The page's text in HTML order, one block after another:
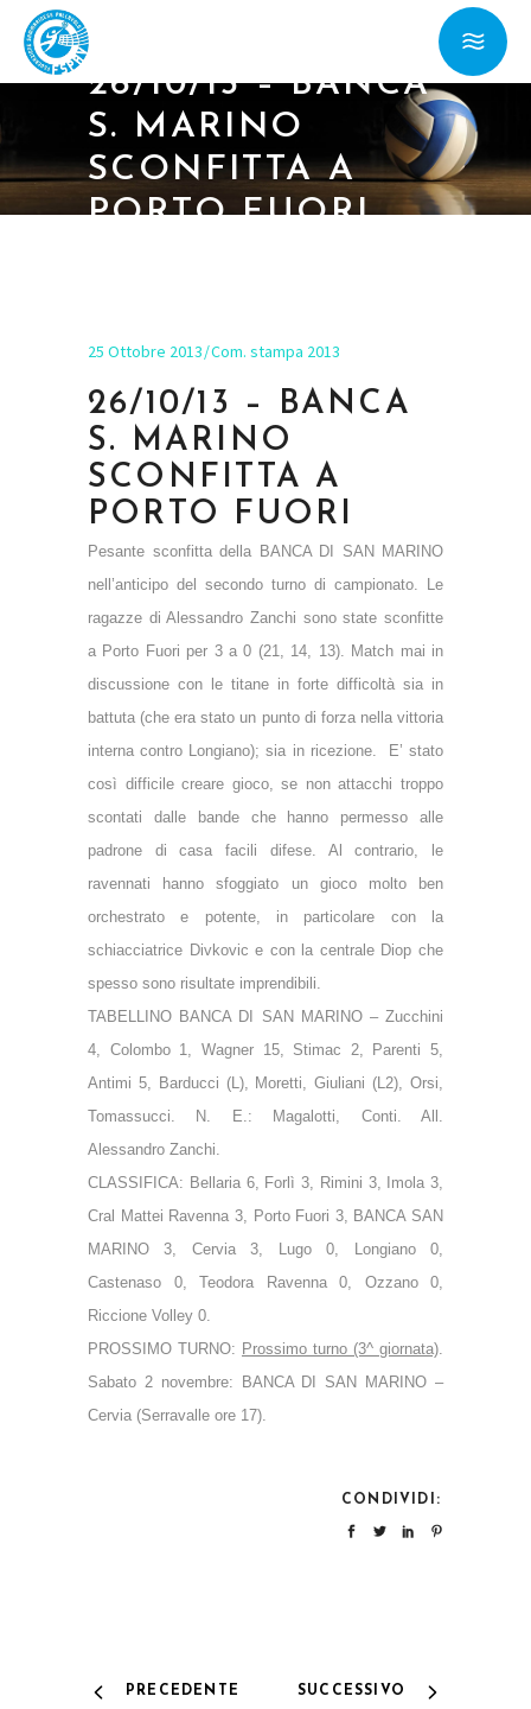
26/10/13 – BANCA
S. MARINO
SCONFITTA A
PORTO FUORI
25 Ottobre 2013 Com. stampa 2013
26/10/13 – BANCA
S. MARINO
SCONFITTA A
PORTO FUORI
Pesante sconfitta della BANCA DI SAN MARINO
nell’anticipo del secondo turno di campionato. Le
ragazze di Alessandro Zanchi sono state sconfitte
a Porto Fuori per 3 a 0 (21, 14, 13). Match mai in
discussione con le titane in forte difficoltà sia in
battuta (che era stato un punto di forza nella vittoria
interna contro Longiano); sia in ricezione.
E’ stato
così difficile creare gioco, se non attacchi troppo
scontati dalle bande che hanno permesso alle
padrone di casa facili difese. Al contrario, le
ravennati hanno sfoggiato un gioco molto ben
orchestrato e potente, in particolare con la
schiacciatrice Divkovic e con la centrale Diop che
spesso sono risultate imprendibili.
TABELLINO BANCA DI SAN MARINO – Zucchini
4, Colombo 1, Wagner 15, Stimac 2, Parenti 5,
Antimi 5, Barducci (L), Moretti, Giuliani (L2), Orsi,
Tomassucci. N. E.: Magalotti, Conti. All.
Alessandro Zanchi.
CLASSIFICA: Bellaria 6, Forlì 3, Rimini 3, Imola 3,
Cral Mattei Ravenna 3, Porto Fuori 3, BANCA SAN
MARINO 3, Cervia 3, Lugo 0, Longiano 0,
Castenaso 0, Teodora Ravenna 0, Ozzano 0,
Riccione Volley 0.
PROSSIMO TURNO: Prossimo turno (3^ giornata).
Sabato 2 novembre: BANCA DI SAN MARINO –
Cervia (Serravalle ore 17).
CONDIVIDI:
PRECEDENTE SUCCESSIVO